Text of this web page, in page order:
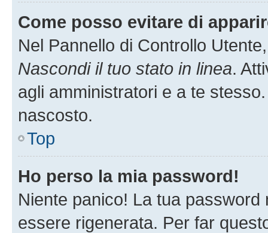
Come posso evitare di
Nel Pannello di Controllo
Nascondi il tuo stato in linea.
agli amministratori e a te
nascosto.
Top
Ho perso la mia password!
Niente panico! La tua
essere rigenerata. Per far